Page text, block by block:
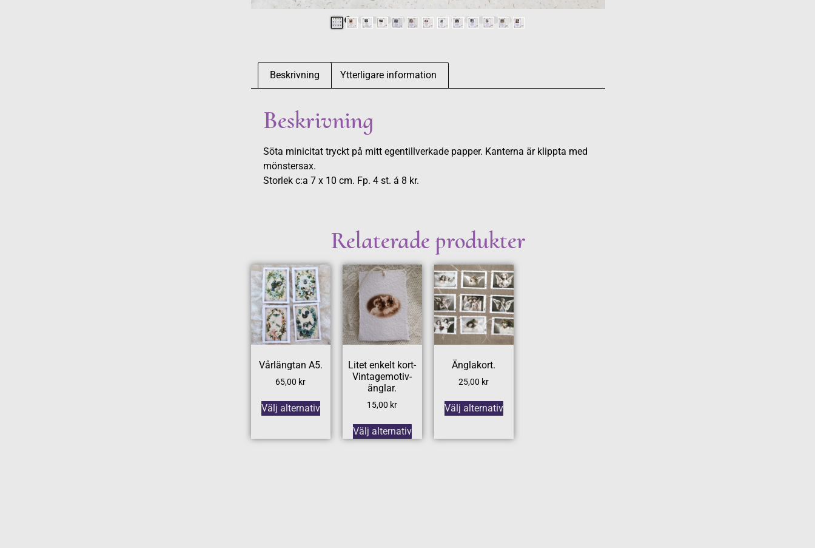
Beskrivning Ytterligare information
Beskrivning
Söta minicitat tryckt på mitt egentillverkade papper. Kanterna är klippta med
mönstersax.
Storlek c:a 7 x 10 cm. Fp. 4 st. á 8 kr.
Relaterade produkter
Vårlängtan A5.
65,00 kr
Välj alternativ
Litet enkelt kort-
Vintagemotiv-
änglar.
15,00 kr
Välj alternativ
Änglakort.
25,00 kr
Välj alternativ